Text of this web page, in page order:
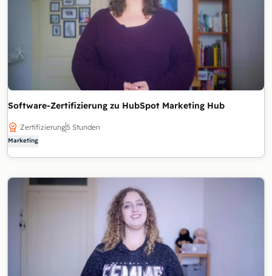
Software-Zertifizierung zu HubSpot Marketing Hub
Zertifizierung5 Stunden
Marketing